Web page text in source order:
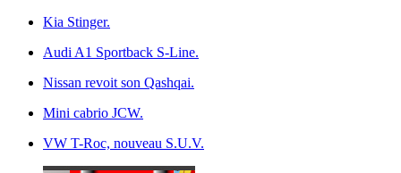
Kia Stinger.
Audi A1 Sportback S-Line.
Nissan revoit son Qashqai.
Mini cabrio JCW.
VW T-Roc, nouveau S.U.V.